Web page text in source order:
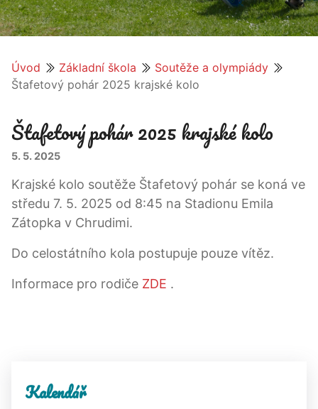
Úvod Základní škola
Soutěže a olympiády
Štafetový pohár 2025 krajské kolo
Štafetový pohár 2025 krajské kolo
5. 5. 2025
Krajské kolo soutěže Štafetový pohár se koná ve
středu 7. 5. 2025 od 8:45 na Stadionu Emila
Zátopka v Chrudimi.
Do celostátního kola postupuje pouze vítěz.
Informace pro rodiče ZDE .
Kalendář